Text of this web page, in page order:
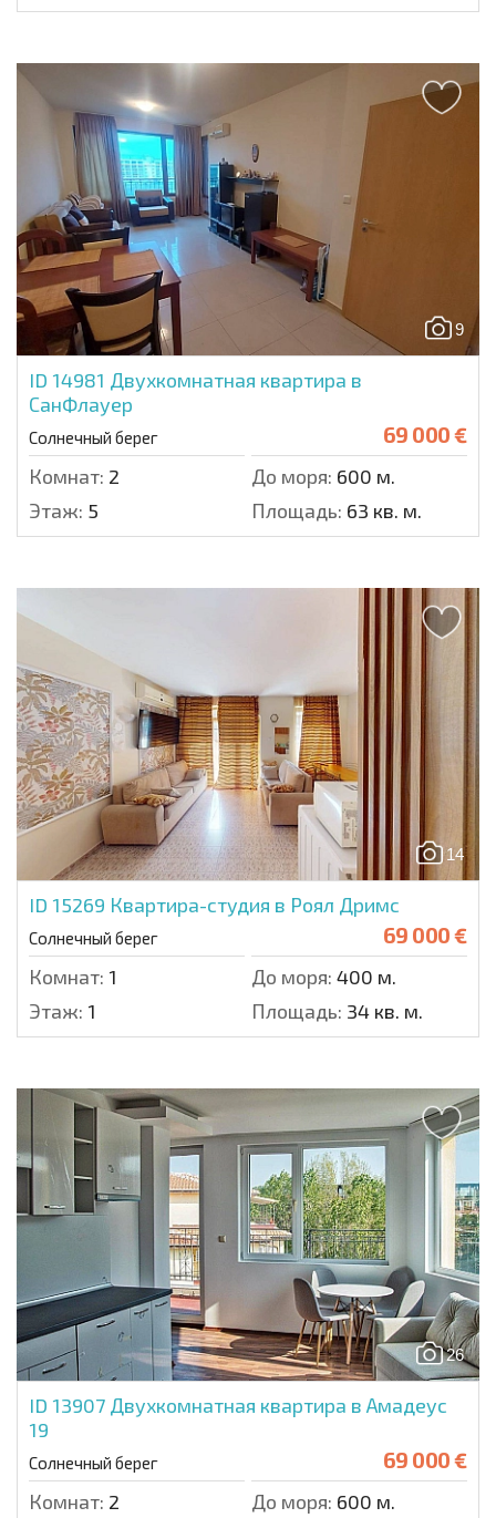
9
ID 14981 Двухкомнатная квартира в
СанФлауер
Солнечный берег 69 000 €
Комнат: 2 До моря: 600 м.
Этаж: 5 Площадь: 63 кв. м.
14
ID 15269 Квартира-студия в Роял Дримс
Солнечный берег 69 000 €
Комнат: 1 До моря: 400 м.
Этаж: 1 Площадь: 34 кв. м.
26
ID 13907 Двухкомнатная квартира в Амадеус
19
Солнечный берег 69 000 €
Комнат: 2 До моря: 600 м.